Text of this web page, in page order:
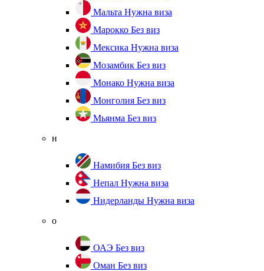
Мальта Нужна виза
Марокко Без виз
Мексика Нужна виза
Мозамбик Без виз
Монако Нужна виза
Монголия Без виз
Мьянма Без виз
н
Намибия Без виз
Непал Нужна виза
Нидерланды Нужна виза
о
ОАЭ Без виз
Оман Без виз